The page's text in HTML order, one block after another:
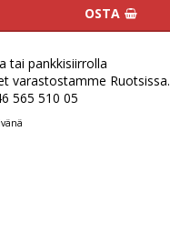
OSTA
tai pankkisiirrolla
varastostamme Ruotsissa.
565 510 05